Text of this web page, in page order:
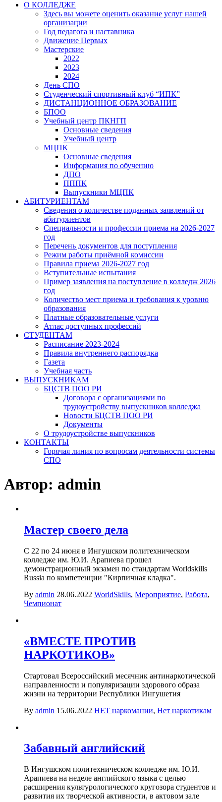
О КОЛЛЕДЖЕ
Здесь вы можете оценить оказание услуг нашей
организации
Год педагога и наставника
Движение Первых
Мастерские
2022
2023
2024
День СПО
Студенческий спортивный клуб “ИПК”
ДИСТАНЦИОННОЕ ОБРАЗОВАНИЕ
БПОО
Учебный центр ПКНГП
Основные сведения
Учебный центр
МЦПК
Основные сведения
Информация по обучению
ДПО
ПППК
Выпускники МЦПК
АБИТУРИЕНТАМ
Сведения о количестве поданных заявлений от
абитуриентов
Специальности и профессии приема на 2026-2027
год
Перечень документов для поступления
Режим работы приёмной комиссии
Правила приема 2026-2027 год
Вступительные испытания
Пример заявления на поступление в колледж 2026
год
Количество мест приема и требования к уровню
образования
Платные образовательные услуги
Атлас доступных профессий
СТУДЕНТАМ
Расписание 2023-2024
Правила внутреннего распорядка
Газета
Учебная часть
ВЫПУСКНИКАМ
БЦСТВ ПОО РИ
Договора с организациями по
трудоустройству выпускников колледжа
Новости БЦСТВ ПОО РИ
Документы
О трудоустройстве выпускников
КОНТАКТЫ
Горячая линия по вопросам деятельности системы
СПО
Автор: admin
Мастер своего дела
С 22 по 24 июня в Ингушском политехническом
колледже им. Ю.И. Арапиева прошел
демонстрационный экзамен по стандартам Worldskills
Russia по компетенции "Кирпичная кладка".
By admin 28.06.2022 WorldSkills, Мероприятие, Работа,
Чемпионат
«ВМЕСТЕ ПРОТИВ
НАРКОТИКОВ»
Стартовал Всероссийский месячник антинаркотической
направленности и популяризации здорового образа
жизни на территории Республики Ингушетия
By admin 15.06.2022 НЕТ наркомании, Нет наркотикам
Забавный английский
В Ингушском политехническом колледже им. Ю.И.
Арапиева на неделе английского языка с целью
расширения культурологического кругозора студентов и
развития их творческой активности, в актовом зале